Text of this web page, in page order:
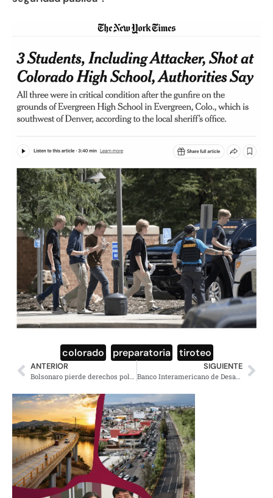
colorado preparatoria tiroteo
ANTERIOR SIGUIENTE
Banco Interamericano de Desarrollo ofrece a México 25 mil millones USD